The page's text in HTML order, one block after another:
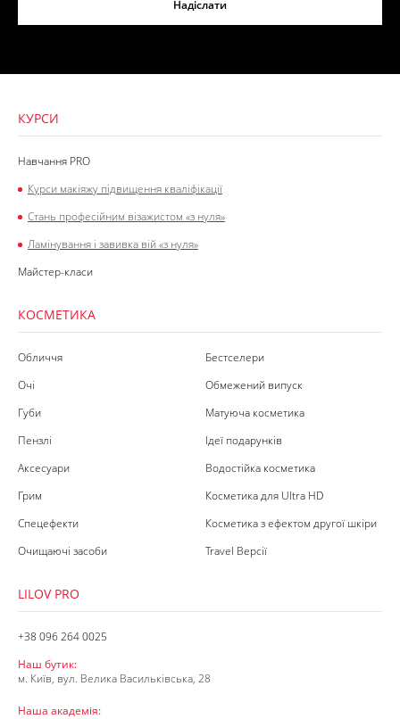
Надіслати
КУРСИ
Навчання PRO
Курси макіяжу підвищення кваліфікації
Стань професійним візажистом «з нуля»
Ламінування і завивка вій «з нуля»
Майстер-класи
КОСМЕТИКА
Обличчя
Очі
Губи
Пензлі
Аксесуари
Грим
Спецефекти
Очищаючі засоби
Бестселери
Обмежений випуск
Матуюча косметика
Ідеї подарунків
Водостійка косметика
Косметика для Ultra HD
Косметика з ефектом другої шкіри
Travel Версії
LILOV PRO
+38 096 264 0025
Наш бутик:
м. Київ, вул. Велика Васильківська, 28
Наша академія: